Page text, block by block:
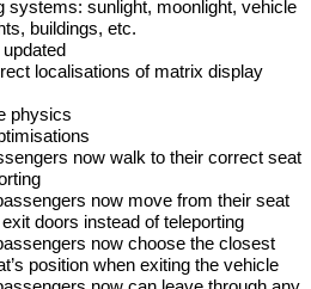
systems: sunlight, moonlight, vehicle
buildings, etc.
localisations of matrix display
physics
now walk to their correct seat
now move from their seat
doors instead of teleporting
now choose the closest
position when exiting the vehicle